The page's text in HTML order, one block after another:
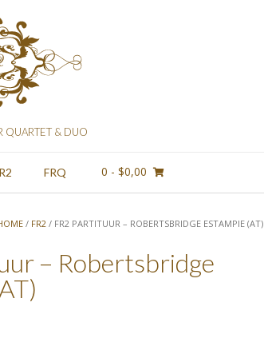
QUARTET & DUO
FRQ 0 - $0,00
/ FR2/ FR2 PARTITUUR – ROBERTSBRIDGE ESTAMPIE (AT)
– Robertsbridge